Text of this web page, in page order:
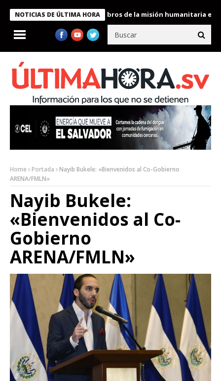
NOTICIAS DE ÚLTIMA HORA
Bukele condecora a miembros de la misión humanitaria enviada
Home Portada
Nayib Bukele: «Bienvenidos al Co-Gobierno
ARENA/FMLN»
Nayib Bukele:
«Bienvenidos al Co-
Gobierno
ARENA/FMLN»